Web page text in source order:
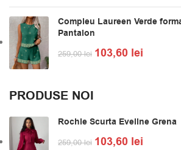
Compleu Laureen Verde
Pantalon
259,00lei 103,60 lei
PRODUSE NOI
Rochie Scurta Eveline Grena
259,00lei 103,60 lei